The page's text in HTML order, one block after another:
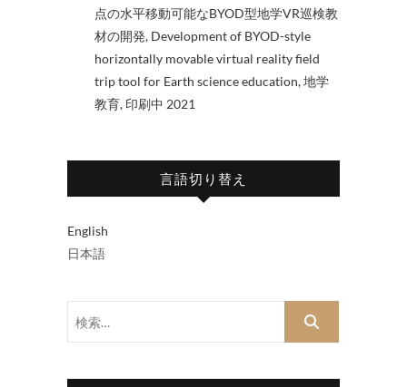
点の水平移動可能なBYOD型地学VR巡検教
材の開発, Development of BYOD-style
horizontally movable virtual reality field
trip tool for Earth science education, 地学
教育, 印刷中 2021
言語切り替え
English
日本語